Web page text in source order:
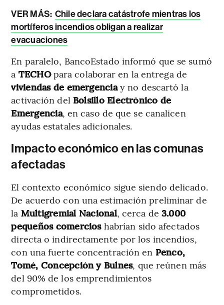
VER MÁS: Chile declara catástrofe mientras los
mortíferos incendios obligan a realizar
evacuaciones
En paralelo, BancoEstado informó que se sumó
a TECHOpara colaborar en la entrega de
viviendas de emergenciay no descartó la
activación del Bolsillo Electrónico de
Emergencia, en caso de que se canalicen
ayudas estatales adicionales.
Impacto económico en las comunas
afectadas
El contexto económico sigue siendo delicado.
De acuerdo con una estimación preliminar de
la Multigremial Nacional, cerca de 3.000
pequeños comercioshabrían sido afectados
directa o indirectamente por los incendios,
con una fuerte concentración en Penco,
Tomé, Concepción y Bulnes, que reúnen más
del 90% de los emprendimientos
comprometidos.